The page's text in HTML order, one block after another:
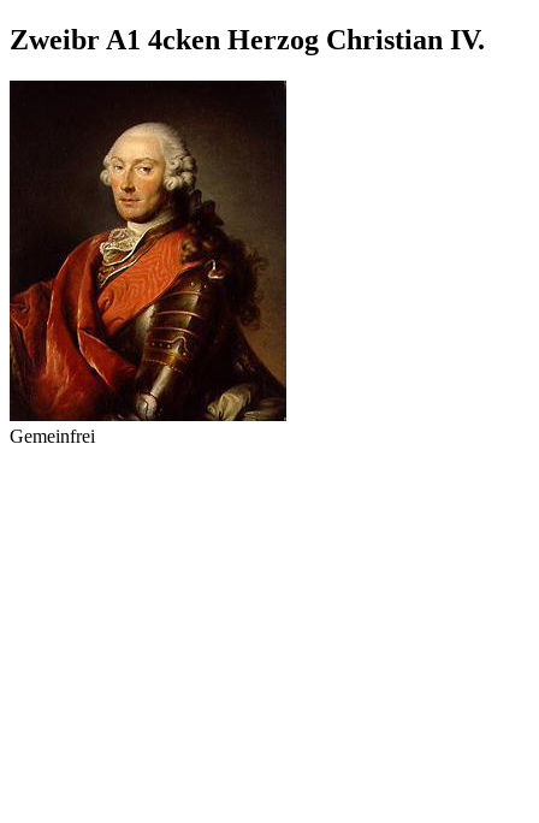
Zweibr A1 4cken Herzog Christian IV.
Gemeinfrei